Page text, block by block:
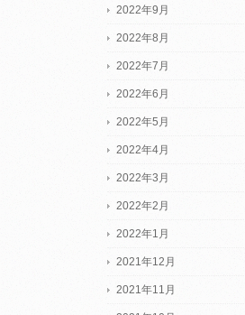
2022年9月
2022年8月
2022年7月
2022年6月
2022年5月
2022年4月
2022年3月
2022年2月
2022年1月
2021年12月
2021年11月